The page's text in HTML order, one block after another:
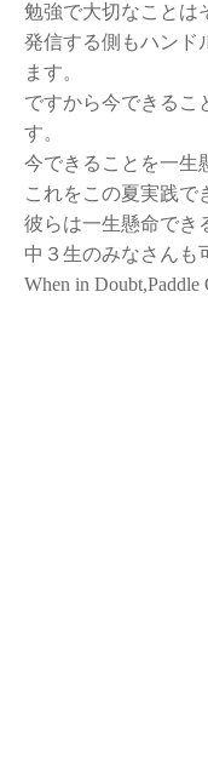
勉強で大切なことは
発信する側もハンド
ます。
ですから今できるこ
す。
今できることを一生
これをこの夏実践で
彼らは一生懸命でき
中３生のみなさんも
When in